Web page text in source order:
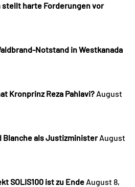
stellt harte Forderungen vor
Notstand in Westkanada
Kronprinz Reza Pahlavi? August
Blanche als Justizminister August
SOLIS100 ist zu Ende August 8,